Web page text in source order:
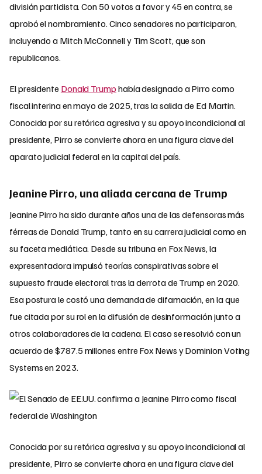
división partidista. Con 50 votos a favor y 45 en contra, se
aprobó el nombramiento. Cinco senadores no participaron,
incluyendo a Mitch McConnell y Tim Scott, que son
republicanos.
El presidente Donald Trump había designado a Pirro como
fiscal interina en mayo de 2025, tras la salida de Ed Martin.
Conocida por su retórica agresiva y su apoyo incondicional al
presidente, Pirro se convierte ahora en una figura clave del
aparato judicial federal en la capital del país.
Jeanine Pirro, una aliada cercana de Trump
Jeanine Pirro ha sido durante años una de las defensoras más
férreas de Donald Trump, tanto en su carrera judicial como en
su faceta mediática. Desde su tribuna en Fox News, la
expresentadora impulsó teorías conspirativas sobre el
supuesto fraude electoral tras la derrota de Trump en 2020.
Esa postura le costó una demanda de difamación, en la que
fue citada por su rol en la difusión de desinformación junto a
otros colaboradores de la cadena. El caso se resolvió con un
acuerdo de $787.5 millones entre Fox News y Dominion Voting
Systems en 2023.
Conocida por su retórica agresiva y su apoyo incondicional al
presidente, Pirro se convierte ahora en una figura clave del